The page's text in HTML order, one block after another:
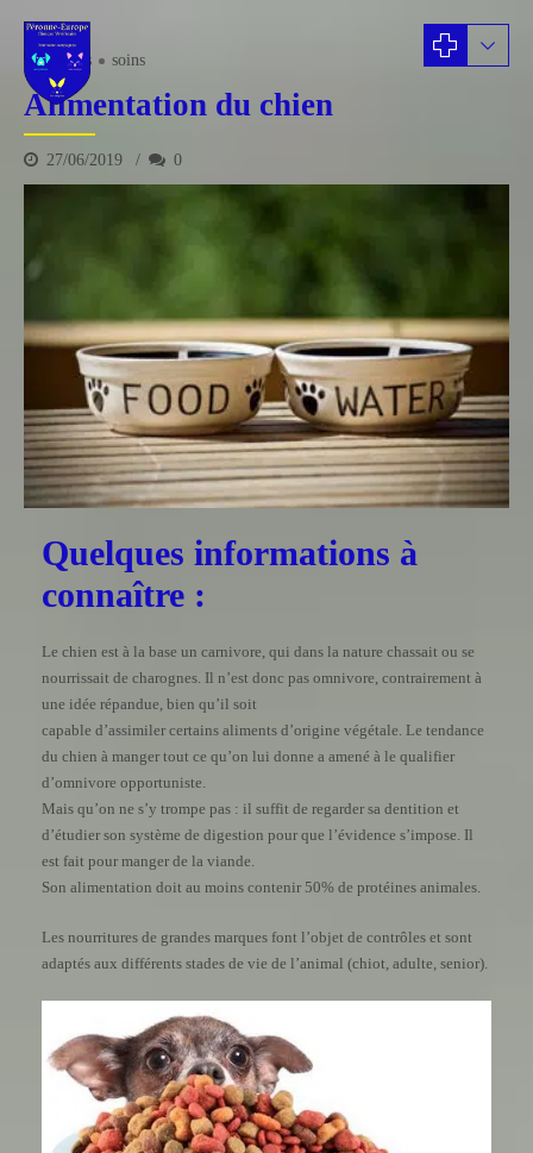
chiens soins
Alimentation du chien
27/06/2019 0
Quelques informations à
connaître :
Le chien est à la base un carnivore, qui dans la nature chassait ou se
nourrissait de charognes. Il n’est donc pas omnivore, contrairement à
une idée répandue, bien qu’il soit
capable d’assimiler certains aliments d’origine végétale. Le tendance
du chien à manger tout ce qu’on lui donne a amené à le qualifier
d’omnivore opportuniste.
Mais qu’on ne s’y trompe pas : il suffit de regarder sa dentition et
d’étudier son système de digestion pour que l’évidence s’impose. Il
est fait pour manger de la viande.
Son alimentation doit au moins contenir 50% de protéines animales.
Les nourritures de grandes marques font l’objet de contrôles et sont
adaptés aux différents stades de vie de l’animal (chiot, adulte, senior).